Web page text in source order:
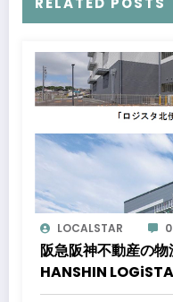
LOCALSTAR 0
阪急阪神不動産の
HANSHIN
きる好立地に新た